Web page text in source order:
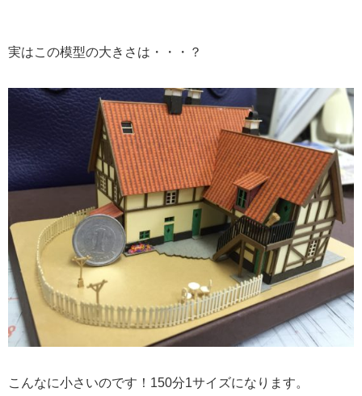
実はこの模型の大きさは・・・？
こんなに小さいのです！150分1サイズになります。